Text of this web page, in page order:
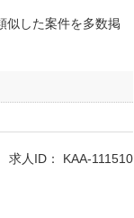
似した案件を多数掲
求人ID： KAA-111510